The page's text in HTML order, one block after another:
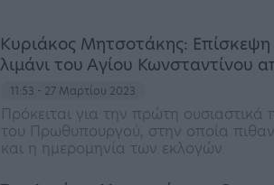
Κυριάκος Μητσοτάκης:
λιμάνι του Αγίου Κωνσταντίνου
11:53 - 27 Μαρτίου 2023
Πρόκειται για την πρώτη ουσιαστικά
του Πρωθυπουργού, στην οποία
και η ημερομηνία των εκλογών